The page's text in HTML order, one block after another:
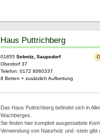
Haus Puttrichberg
01855 Sebnitz, Saupsdorf
Oberdorf 37
Telefon: 0172 8060337
8 Betten + zusätzlich Aufbettung
Das Haus Puttrichberg befindet sich in
Wachberges.
Sie finden hier komplett ausgestattete
Verwendung von Naturholz und -stein gibt